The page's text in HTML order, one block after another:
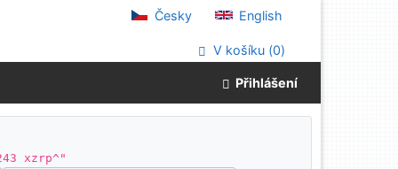
Česky English
V košíku (0)
Přihlášení
xzrp^"